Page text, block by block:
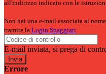
all'indirizzo indicato con le
Non hai una e-mail associata al
tramite la Login Spaggiari
E-mail inviata, si prega di
Errore